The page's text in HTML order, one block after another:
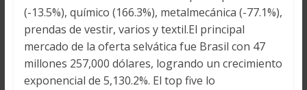
(-13.5%), químico (166.3%), metalmecánica (-77.1%),
prendas de vestir, varios y textil.El principal
mercado de la oferta selvática fue Brasil con 47
millones 257,000 dólares, logrando un crecimiento
exponencial de 5,130.2%. El top five lo